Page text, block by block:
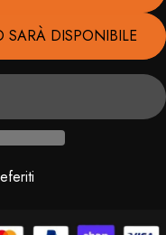
SARÀ DISPONIBILE